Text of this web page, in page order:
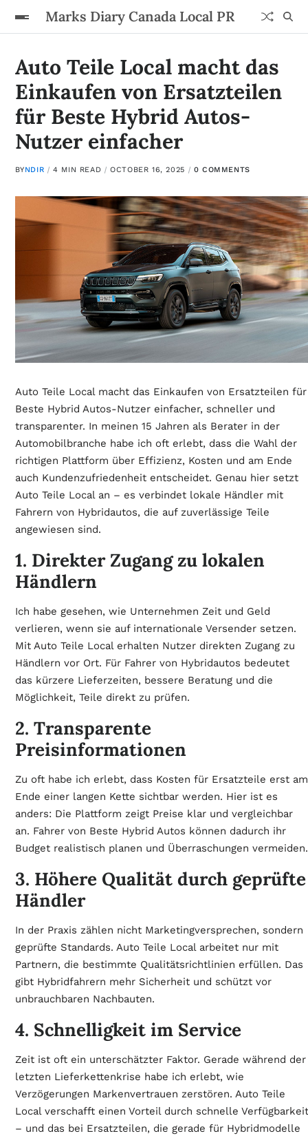
Marks Diary Canada Local PR
Auto Teile Local macht das
Einkaufen von Ersatzteilen
für Beste Hybrid Autos-
Nutzer einfacher
BYNDIR 4 MIN READ OCTOBER 16, 2025 0 COMMENTS
Auto Teile Local macht das Einkaufen von Ersatzteilen für
Beste Hybrid Autos-Nutzer einfacher, schneller und
transparenter. In meinen 15 Jahren als Berater in der
Automobilbranche habe ich oft erlebt, dass die Wahl der
richtigen Plattform über Effizienz, Kosten und am Ende
auch Kundenzufriedenheit entscheidet. Genau hier setzt
Auto Teile Local an – es verbindet lokale Händler mit
Fahrern von Hybridautos, die auf zuverlässige Teile
angewiesen sind.
1. Direkter Zugang zu lokalen
Händlern
Ich habe gesehen, wie Unternehmen Zeit und Geld
verlieren, wenn sie auf internationale Versender setzen.
Mit Auto Teile Local erhalten Nutzer direkten Zugang zu
Händlern vor Ort. Für Fahrer von Hybridautos bedeutet
das kürzere Lieferzeiten, bessere Beratung und die
Möglichkeit, Teile direkt zu prüfen.
2. Transparente
Preisinformationen
Zu oft habe ich erlebt, dass Kosten für Ersatzteile erst am
Ende einer langen Kette sichtbar werden. Hier ist es
anders: Die Plattform zeigt Preise klar und vergleichbar
an. Fahrer von Beste Hybrid Autos können dadurch ihr
Budget realistisch planen und Überraschungen vermeiden.
3. Höhere Qualität durch geprüfte
Händler
In der Praxis zählen nicht Marketingversprechen, sondern
geprüfte Standards. Auto Teile Local arbeitet nur mit
Partnern, die bestimmte Qualitätsrichtlinien erfüllen. Das
gibt Hybridfahrern mehr Sicherheit und schützt vor
unbrauchbaren Nachbauten.
4. Schnelligkeit im Service
Zeit ist oft ein unterschätzter Faktor. Gerade während der
letzten Lieferkettenkrise habe ich erlebt, wie
Verzögerungen Markenvertrauen zerstören. Auto Teile
Local verschafft einen Vorteil durch schnelle Verfügbarkeit
– und das bei Ersatzteilen, die gerade für Hybridmodelle